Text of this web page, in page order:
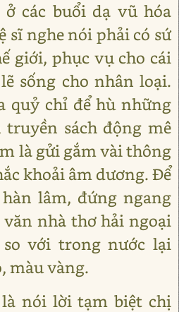
các buổi dạ vũ hóa
sĩ nghe nói phải có sứ
giới, phục vụ cho cái
sống cho nhân loại.
quỷ chỉ để hù những
sách động mê
là gửi gắm vài thông
khoải âm dương. Để
lâm, đứng ngang
nhà thơ hải ngoại
với trong nước lại
màu vàng.
nói lời tạm biệt chị